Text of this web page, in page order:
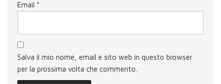
Email *
Salva il mio nome, email e sito web in questo browser
per la prossima volta che commento.